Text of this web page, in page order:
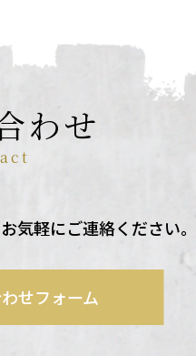
わせ
お気軽にご連絡ください。
せフォーム